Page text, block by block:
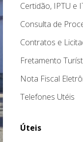
Certidão, IPTU e
Consulta de
Contratos e
Fretamento
Nota Fiscal
Telefones Utéis
Úteis